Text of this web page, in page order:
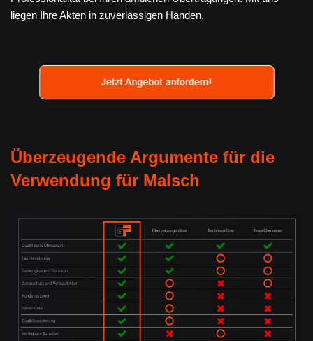
liegen Ihre Akten in zuverlässigen Händen.
Überzeugende Argumente für die
Verwendung für Malsch